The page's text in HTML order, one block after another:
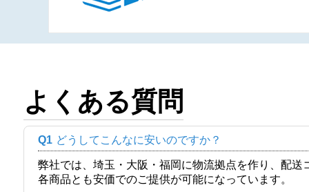
よくある質問
Q1 どうしてこんなに安いのですか？
弊社では、埼玉・大阪・福岡に物流拠点を作り、配
各商品とも安価でのご提供が可能になっています。